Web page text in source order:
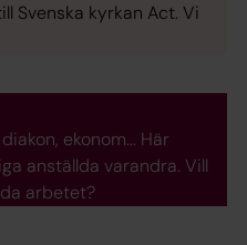
Svenska kyrkan Act. Vi
ekonom... Här
anställda varandra. Vill
arbetet?